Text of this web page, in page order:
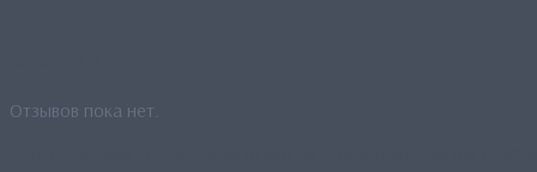
Отзывов пока нет.